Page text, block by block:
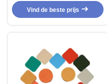
Voorverbindingsbrandstofweerstand
Vind de beste prijs